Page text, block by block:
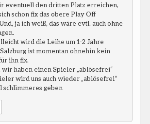
eventuell den dritten Platz erreichen,
schon fix das obere Play Off
ja ich weiß, das wäre evtl. auch ohne
wird die Leihe um 1-2 Jahre
ist momentan ohnehin kein
ihn fix.
wir haben einen Spieler „ablösefrei“
wird uns auch wieder „ablösefrei“
schlimmeres geben